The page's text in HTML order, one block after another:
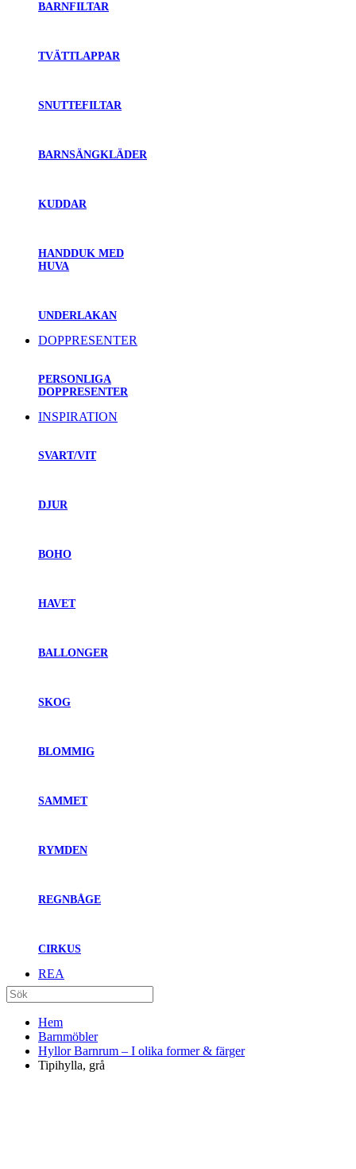
BARNFILTAR
TVÄTTLAPPAR
SNUTTEFILTAR
BARNSÄNGKLÄDER
KUDDAR
HANDDUK MED
HUVA
UNDERLAKAN
DOPPRESENTER
PERSONLIGA
DOPPRESENTER
INSPIRATION
SVART/VIT
DJUR
BOHO
HAVET
BALLONGER
SKOG
BLOMMIG
SAMMET
RYMDEN
REGNBÅGE
CIRKUS
REA
Hem
Barnmöbler
Hyllor Barnrum – I olika former & färger
Tipihylla, grå